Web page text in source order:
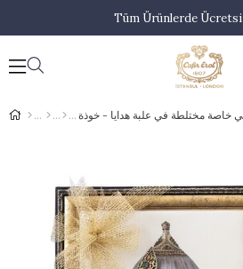
Tüm Ürünlerde
خاصة مختلطة في علبة هدايا - خوذة